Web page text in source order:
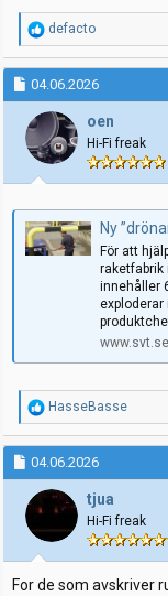
R
e
a
k
s
j
o
n
e
r
defacto
04.06.2026
oen
Hi-Fi freak
Ny
För att
raketfabrik
innehåller
exploderar
www.svt.se
R
e
a
k
s
j
o
n
e
r
:
HasseBasse
04.06.2026
tjua
Hi-Fi freak
For de som avskriver